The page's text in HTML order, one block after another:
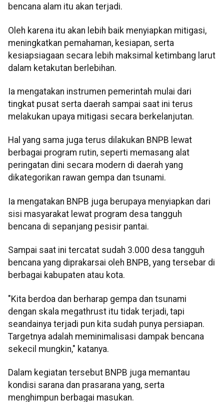
bencana alam itu akan terjadi.
Oleh karena itu akan lebih baik menyiapkan mitigasi,
meningkatkan pemahaman, kesiapan, serta
kesiapsiagaan secara lebih maksimal ketimbang larut
dalam ketakutan berlebihan.
Ia mengatakan instrumen pemerintah mulai dari
tingkat pusat serta daerah sampai saat ini terus
melakukan upaya mitigasi secara berkelanjutan.
Hal yang sama juga terus dilakukan BNPB lewat
berbagai program rutin, seperti memasang alat
peringatan dini secara modern di daerah yang
dikategorikan rawan gempa dan tsunami.
Ia mengatakan BNPB juga berupaya menyiapkan dari
sisi masyarakat lewat program desa tangguh
bencana di sepanjang pesisir pantai.
Sampai saat ini tercatat sudah 3.000 desa tangguh
bencana yang diprakarsai oleh BNPB, yang tersebar di
berbagai kabupaten atau kota.
"Kita berdoa dan berharap gempa dan tsunami
dengan skala megathrust itu tidak terjadi, tapi
seandainya terjadi pun kita sudah punya persiapan.
Targetnya adalah meminimalisasi dampak bencana
sekecil mungkin," katanya.
Dalam kegiatan tersebut BNPB juga memantau
kondisi sarana dan prasarana yang, serta
menghimpun berbagai masukan.